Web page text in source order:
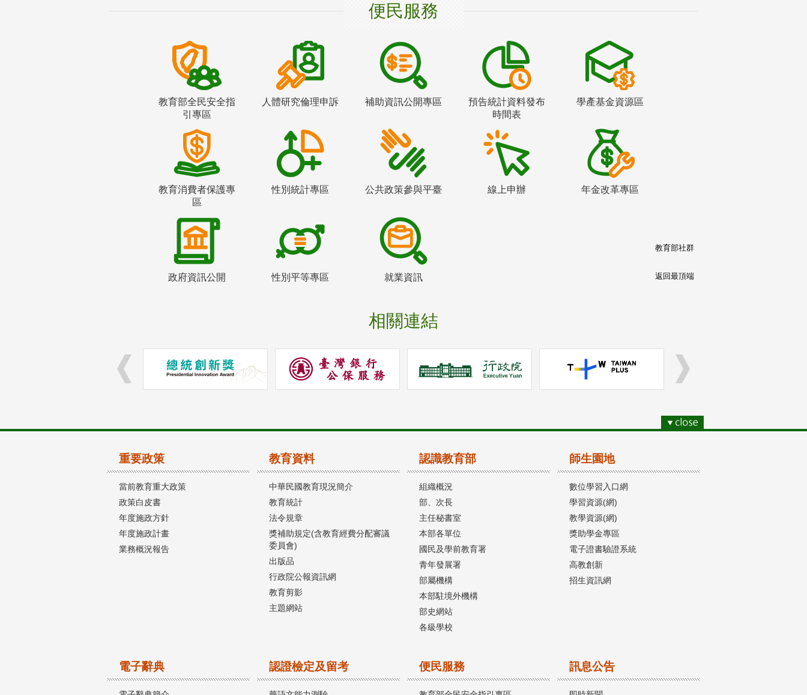
便民服務
教育部全民安全指
引專區
人體研究倫理申訴 補助資訊公開專區
預告統計資料發布
時間表
學產基金資源區
教育消費者保護專
區
性別統計專區 公共政策參與平臺 線上申辦 年金改革專區
政府資訊公開 性別平等專區 就業資訊
相關連結
教育部社群
返回最頂端
重要政策
當前教育重大政策
政策白皮書
年度施政方針
年度施政計畫
業務概況報告
教育資料
中華民國教育現況簡介
教育統計
法令規章
獎補助規定(含教育經費分配審議
委員會)
出版品
行政院公報資訊網
教育剪影
主題網站
認識教育部
組織概況
部、次長
主任秘書室
本部各單位
國民及學前教育署
青年發展署
部屬機構
本部駐境外機構
部史網站
各級學校
師生園地
數位學習入口網
學習資源(網)
教學資源(網)
獎助學金專區
電子證書驗證系統
高教創新
招生資訊網
電子辭典 認證檢定及留考 便民服務 訊息公告